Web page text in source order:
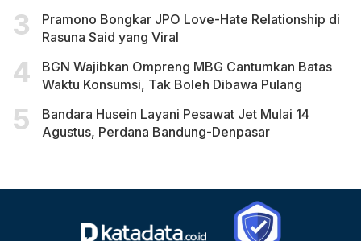
Pramono Bongkar JPO Love-Hate Relationship di
Rasuna Said yang Viral
BGN Wajibkan Ompreng MBG Cantumkan Batas
Waktu Konsumsi, Tak Boleh Dibawa Pulang
Bandara Husein Layani Pesawat Jet Mulai 14
Agustus, Perdana Bandung-Denpasar